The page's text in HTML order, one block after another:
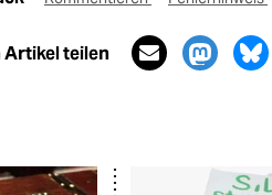
Artikel teilen